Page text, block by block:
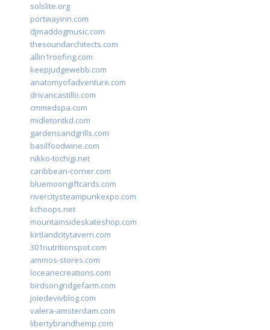
solslite.org
portwayinn.com
djmaddogmusic.com
thesoundarchitects.com
allin1roofing.com
keepjudgewebb.com
anatomyofadventure.com
drivancastillo.com
cmmedspa.com
midletontkd.com
gardensandgrills.com
basilfoodwine.com
nikko-tochigi.net
caribbean-corner.com
bluemoongiftcards.com
rivercitysteampunkexpo.com
kchoops.net
mountainsideskateshop.com
kirtlandcitytavern.com
301nutritionspot.com
ammos-stores.com
loceanecreations.com
birdsongridgefarm.com
joiedevivblog.com
valera-amsterdam.com
libertybrandhemp.com